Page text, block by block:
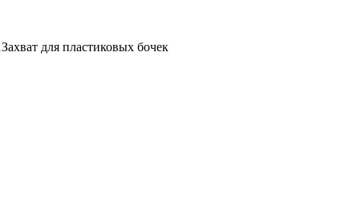
Захват для пластиковых бочек